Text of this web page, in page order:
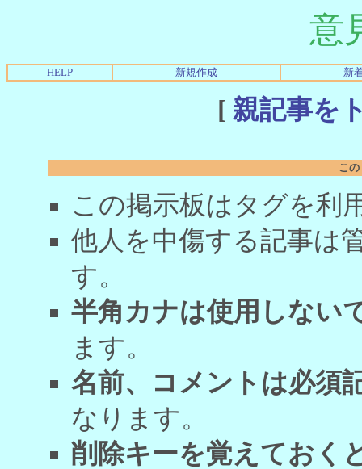
意
HELP 新規作成 新
[ 親記事を
こ
この掲示板はタグを利
他人を中傷する記事は
す。
半角カナは使用しない
ます。
名前、コメントは必須
なります。
削除キーを覚えておく